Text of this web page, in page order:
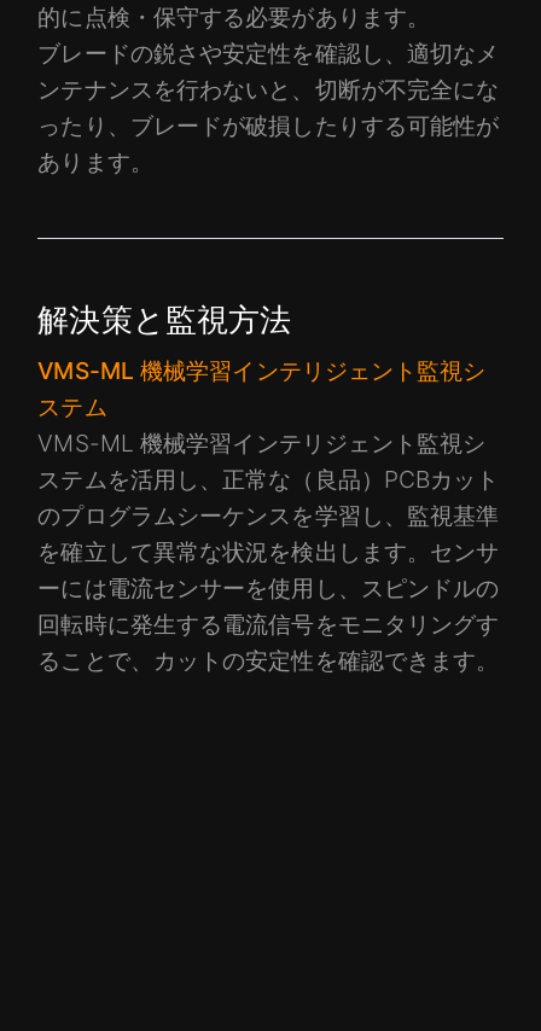
的に点検・保守する必要があります。
ブレードの鋭さや安定性を確認し、適切なメ
ンテナンスを行わないと、切断が不完全にな
ったり、ブレードが破損したりする可能性が
あります。
解決策と監視方法
VMS-ML 機械学習インテリジェント監視シ
ステム
VMS-ML 機械学習インテリジェント監視シ
ステムを活用し、正常な（良品）PCBカット
のプログラムシーケンスを学習し、監視基準
を確立して異常な状況を検出します。センサ
ーには電流センサーを使用し、スピンドルの
回転時に発生する電流信号をモニタリングす
ることで、カットの安定性を確認できます。